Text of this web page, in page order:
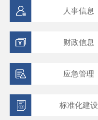
人事信息
财政信息
应急管理
标准化建设